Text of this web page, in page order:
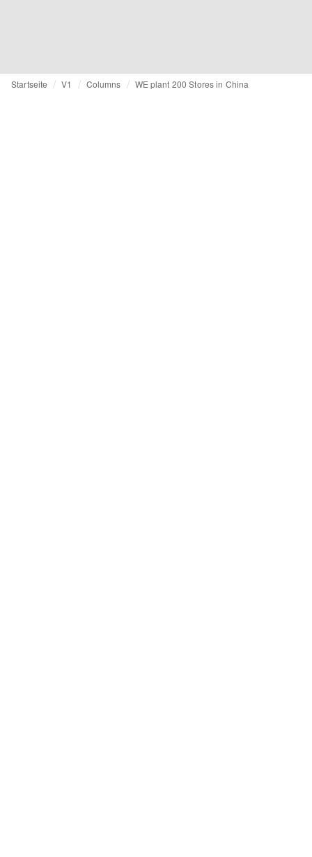
Startseite V1 Columns WE plant 200 Stores in China